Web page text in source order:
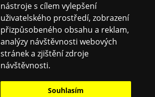
nástroje s cílem vylepšení
uživatelského prostředí, zobrazení
přizpůsobeného obsahu a reklam,
analýzy návštěvnosti webových
stránek a zjištění zdroje
návštěvnosti.
Souhlasím
ULED Smart TV
Kov/Plast
Černá
Černá
Platba